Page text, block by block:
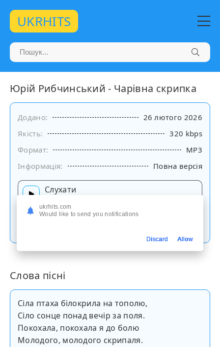
UKRHITS
Юрій Рибчинський - Чарівна скрипка
Додано:
26 лютого 2026
Якість:
320 kbps
Формат:
MP3
Інформація:
Повна версія
Слухати
Слова пісні
Сіла птаха білокрила на тополю,
Сіло сонце понад вечір за поля.
Покохала, покохала я до болю
Молодого, молодого скрипаля.
ukrhits.com
Would like to send you notifications
Discard Allow